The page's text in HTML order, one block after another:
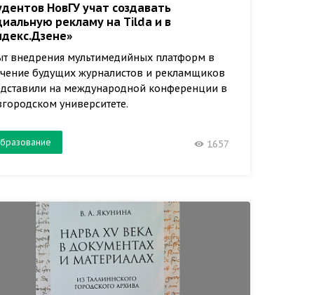
НовГУ учат создавать
рекламу на Tilda и в
внедрения мультимедийных платформ в
будущих журналистов и рекламщиков
на международной конференции в
университете.
1657